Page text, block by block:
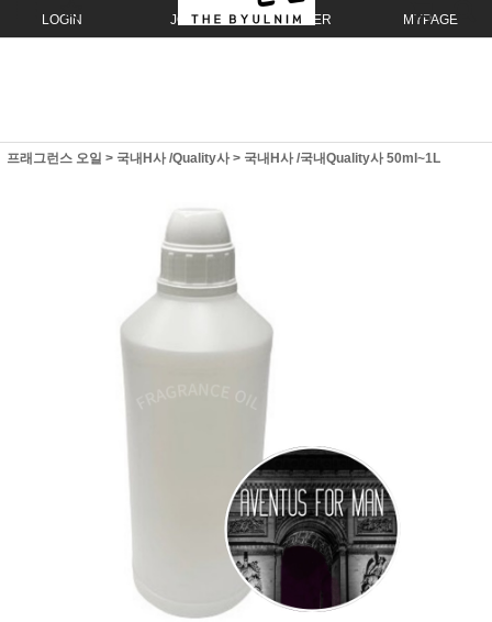
LOGIN JOIN ORDER MYPAGE
프래그런스 오일 > 국내H사 /Quality사> 국내H사 /국내Quality사 50ml~1L